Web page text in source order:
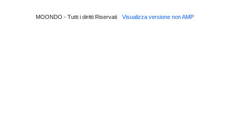
MOONDO - Tutti i diritti Riservati Visualizza versione non AMP